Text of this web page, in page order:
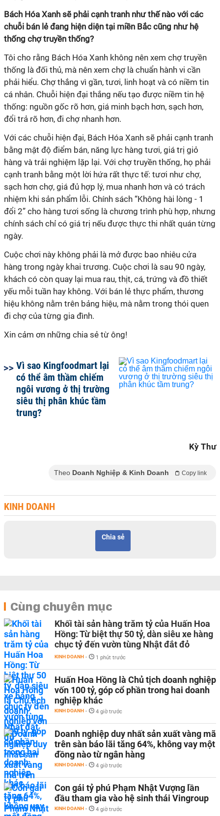
Bách Hóa Xanh sẽ phải cạnh tranh như thế nào với các
chuỗi bán lẻ đang hiện diện tại miền Bắc cũng như hệ
thống là đối thủ, mà nên xem chợ là chuẩn hành vi cần
phải hiểu. Chợ thắng vì gần, tươi, linh hoạt và có niềm tin
cá nhân. Chuỗi hiện đại thắng nếu tạo được niềm tin hệ
thống: nguồn gốc rõ hơn, giá minh bạch hơn, sạch hơn,
bằng mật độ điểm bán, năng lực hàng tươi, giá trị giỏ
hàng và trải nghiệm lặp lại. Với chợ truyền thống, họ phải
cạnh tranh bằng một lời hứa rất thực tế: tươi như chợ,
sạch hơn chợ, giá đủ hợp lý, mua nhanh hơn và có trách
nhiệm khi sản phẩm lỗi. Chính sách “Không hài lòng - 1
đổi 2” cho hàng tươi sống là chương trình phù hợp, nhưng
chính sách chỉ có giá trị nếu được thực thi nhất quán từng
hàng trong ngày khai trương. Cuộc chơi là sau 90 ngày,
khách có còn quay lại mua rau, thịt, cá, trứng và đồ thiết
yếu mỗi tuần hay không. Với bán lẻ thực phẩm, thương
hiệu không nằm trên bảng hiệu, mà nằm trong thói quen
‏Xin cảm ơn những chia sẻ từ ông!
Vì sao Kingfoodmart lại
có thể âm thầm chiếm
ngôi vương ở thị trường
siêu thị phân khúc tầm
trung?
Theo Doanh Nghiệp & Kinh Doanh Copy link
KINH DOANH
Chia sẻ
Cùng chuyên mục
Khối tài sản hàng trăm tỷ của Huấn Hoa
Hồng: Từ biệt thự 50 tỷ, dàn siêu xe hàng
chục tỷ đến vườn tùng Nhật đắt đỏ
KINH DOANH - 1 phút trước
Huấn Hoa Hồng là Chủ tịch doanh nghiệp
vốn 100 tỷ, góp cổ phần trong hai doanh
nghiệp khác
KINH DOANH - 4 giờ trước
Doanh nghiệp duy nhất sản xuất vàng mã
trên sàn báo lãi tăng 64%, không vay một
đồng nào từ ngân hàng
KINH DOANH - 4 giờ trước
Con gái tỷ phú Phạm Nhật Vượng lần
đầu tham gia vào hệ sinh thái Vingroup
KINH DOANH - 4 giờ trước